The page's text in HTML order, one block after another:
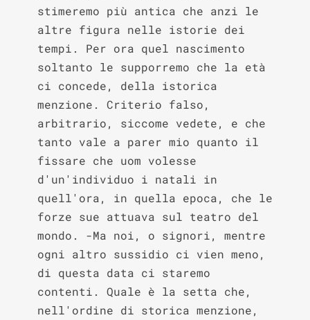
stimeremo più antica che anzi le
altre figura nelle istorie dei
tempi. Per ora quel nascimento
soltanto le supporremo che la età
ci concede, della istorica
menzione. Criterio falso,
arbitrario, siccome vedete, e che
tanto vale a parer mio quanto il
fissare che uom volesse
d'un'individuo i natali in
quell'ora, in quella epoca, che le
forze sue attuava sul teatro del
mondo. -Ma noi, o signori, mentre
ogni altro sussidio ci vien meno,
di questa data ci staremo
contenti. Quale è la setta che,
nell'ordine di storica menzione,